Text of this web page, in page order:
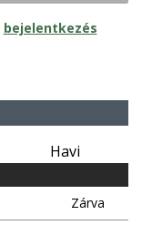
bejelentkezés
Havi
Zárva